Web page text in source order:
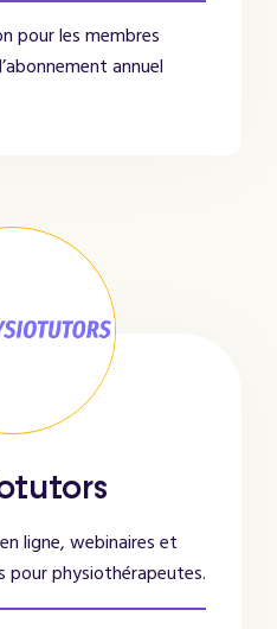
pour les membres
annuel
ligne, webinaires et
physiothérapeutes.